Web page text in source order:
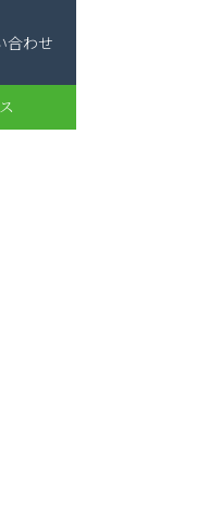
合わせ